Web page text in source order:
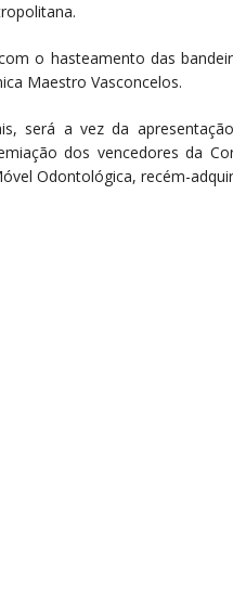
o hasteamento das
Maestro Vasconcelos.
será a vez da
dos vencedores da
Odontológica, recém-